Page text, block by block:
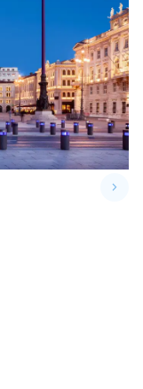
keyboard_arrow_right